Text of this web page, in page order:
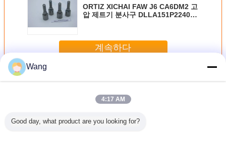
ORTIZ XICHAI FAW J6 CA6DM2 고
압 제트기 분사구 DLLA151P2240
계속하다
더 많은 것
Wang
4:17 AM
Good day, what product are you looking for?